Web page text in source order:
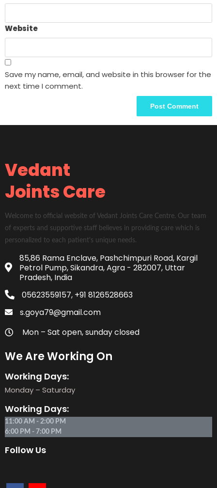
Website
Save my name, email, and website in this browser for the
next time I comment.
Vedant
Joints Care
Welcome to official website of Vedant Joints Care Centre. Our team
of experts and supportive staff believes in providing care which is
personalized to each patient's unique needs.
85,86 Rama Enclave, Pashchimpuri Road, Kargil
Petrol Pump, Sikandra, Agra - 282007, Uttar
Pradesh, India
05623559157, +91 8126528663
s.goya79@gmail.com
Mon – Sat open, sunday closed
We Are Working On
Working Days:
Monday – Saturday
Working Days:
11:00 AM - 2:00 PM
6:00 PM - 7:00 PM
Follow Us